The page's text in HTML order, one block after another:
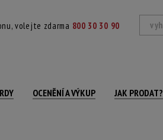
volejte zdarma 800 30 30 90
OCENĚNÍ A VÝKUP JAK PRODAT?